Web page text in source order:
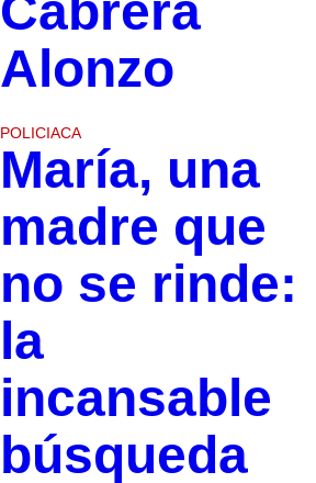
Cabrera
Alonzo
POLICIACA
María, una
madre que
no se rinde:
la
incansable
búsqueda